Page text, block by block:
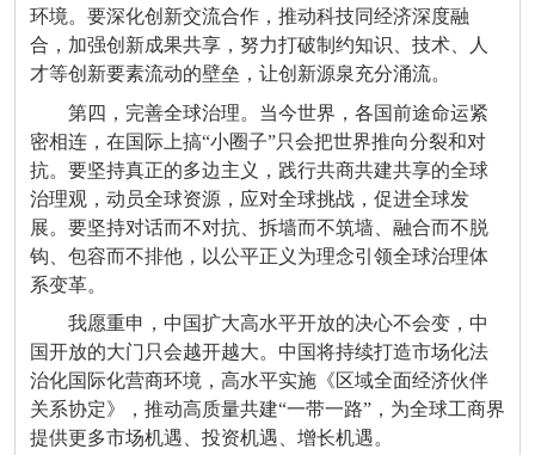
环境。要深化创新交流合作，推动科技同经济深度融
合，加强创新成果共享，努力打破制约知识、技术、人
才等创新要素流动的壁垒，让创新源泉充分涌流。
第四，完善全球治理。当今世界，各国前途命运紧
密相连，在国际上搞“小圈子”只会把世界推向分裂和对
抗。要坚持真正的多边主义，践行共商共建共享的全球
治理观，动员全球资源，应对全球挑战，促进全球发
展。要坚持对话而不对抗、拆墙而不筑墙、融合而不脱
钩、包容而不排他，以公平正义为理念引领全球治理体
系变革。
我愿重申，中国扩大高水平开放的决心不会变，中
国开放的大门只会越开越大。中国将持续打造市场化法
治化国际化营商环境，高水平实施《区域全面经济伙伴
关系协定》，推动高质量共建“一带一路”，为全球工商界
提供更多市场机遇、投资机遇、增长机遇。